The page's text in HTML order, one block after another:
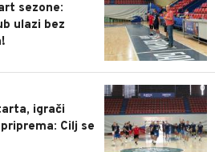
sezone:
ulazi bez
0
igrači
Cilj se